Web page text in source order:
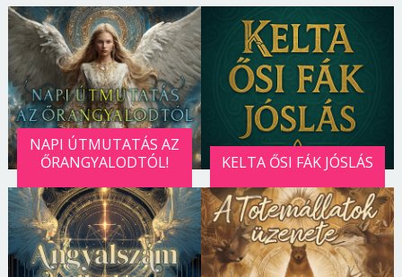
NAPI ÚTMUTATÁS AZ
ŐRANGYALODTÓL!
KELTA ŐSI FÁK JÓSLÁS